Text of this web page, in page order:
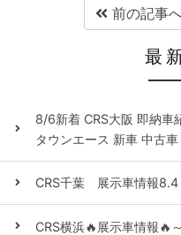
前の記事
最
8/6新着 CRS大阪 即納車
タウンエース 新車 中古
CRS千葉 展示車情報8.4
CRS横浜🔥展示車情報🔥